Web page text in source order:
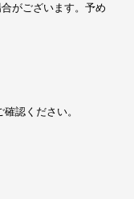
がございます。予め
確認ください。